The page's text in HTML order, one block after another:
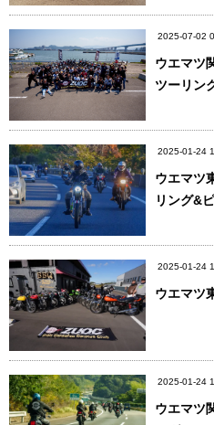
2025-07-02
ウエマツ
ツーリン
2025-01-24
ウエマツ
リング&
2025-01-24
ウエマツ
2025-01-24
ウエマツ